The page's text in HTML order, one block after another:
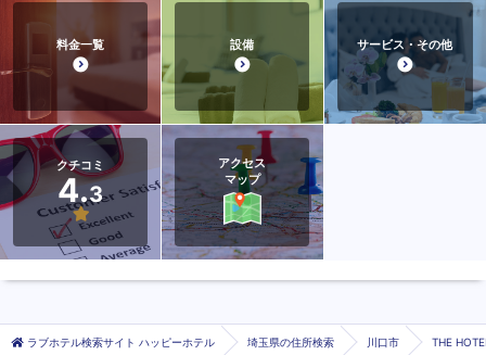
料金一覧 設備 サービス・その他
クチコミ
4.3
アクセス
マップ
ラブホテル検索サイト ハッピーホテル 埼玉県の住所検索 川口市 THE